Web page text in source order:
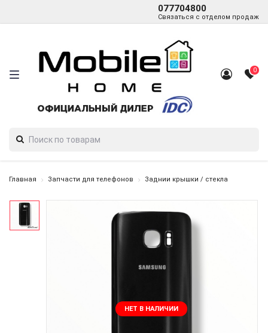
077704800
Связаться с отделом продаж
0
Главная Запчасти для телефонов Заднии крышки / стекла
НЕТ В НАЛИЧИИ